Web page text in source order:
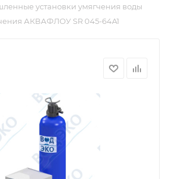
установки умягчения воды
АКВАФЛОУ SR 045-64A1